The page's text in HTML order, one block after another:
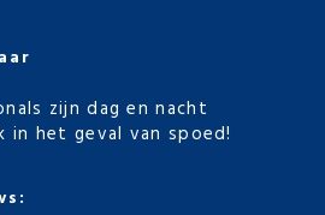
zijn dag en nacht
in het geval van spoed!